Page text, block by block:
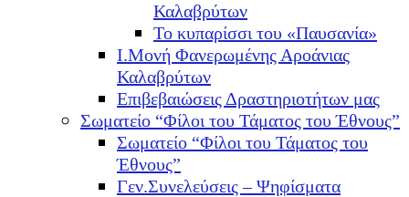
Καλαβρύτων
Το κυπαρίσσι του «Παυσανία»
Ι.Μονή Φανερωμένης Αροάνιας
Καλαβρύτων
Επιβεβαιώσεις Δραστηριοτήτων μας
Σωματείο “Φίλοι του Τάματος του Έθνους”
Σωματείο “Φίλοι του Τάματος του
Έθνους”
Γεν.Συνελεύσεις – Ψηφίσματα